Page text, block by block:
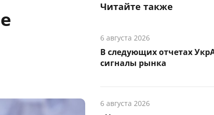
Читайте также
6 августа 2026
В следующих отчетах
сигналы рынка
6 августа 2026